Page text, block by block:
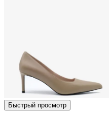
Быстрый просмотр